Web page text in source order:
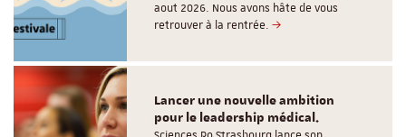
aout 2026. Nous avons hâte de vous
retrouver à la rentrée.
Lancer une nouvelle ambition
pour le leadership médical.